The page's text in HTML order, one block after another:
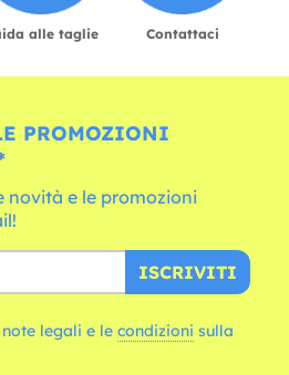
alle taglie Contattaci
PROMOZIONI
novità e le promozioni
ISCRIVITI
legali e le condizioni